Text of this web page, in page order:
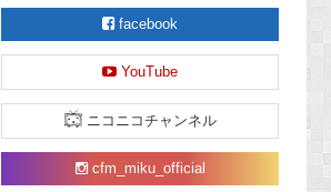
facebook
YouTube
ニコニコチャンネル
cfm_miku_official